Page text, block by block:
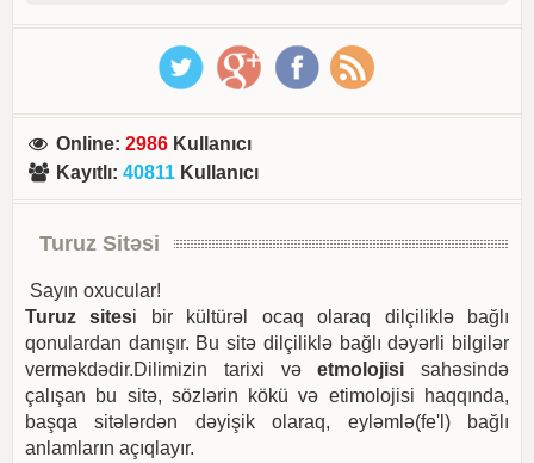
Online:2986 Kullanıcı
Kayıtlı:40811 Kullanıcı
Turuz Sitəsi
Sayın oxucular!
Turuz sitesi bir kültürəl ocaq olaraq dilçiliklə bağlı
qonulardan danışır. Bu sitə dilçiliklə bağlı dəyərli bilgilər
verməkdədir.Dilimizin tarixi vəetmolojisi sahəsində
çalışan bu sitə, sözlərin kökü və etimolojisi haqqında,
başqa sitələrdən dəyişik olaraq, eyləmlə(fe'l) bağlı
anlamların açıqlayır.